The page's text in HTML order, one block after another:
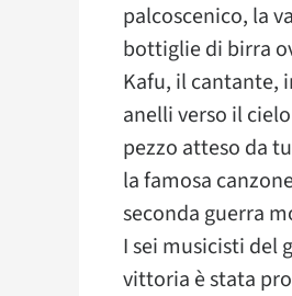
palcoscenico, la
bottiglie di birra
Kafu, il cantante,
anelli verso il
pezzo atteso da
la famosa
seconda guerra
I sei musicisti del
vittoria è stata